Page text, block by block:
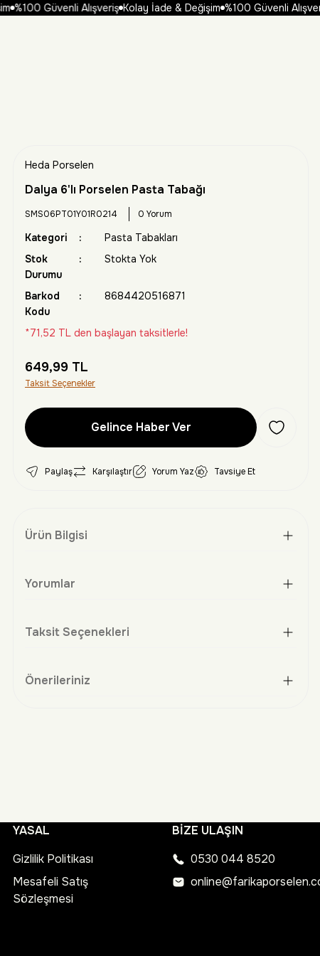
%100 Güvenli Alışveriş Kolay İade & Değişim %100 Güvenli Alışveriş
Heda Porselen
Dalya 6'lı Porselen Pasta Tabağı
SMS06PT01Y01R0214 0 Yorum
Kategori
Pasta Tabakları
Stok
Durumu
Stokta Yok
Barkod
Kodu
8684420516871
*71,52 TL den başlayan taksitlerle!
649,99 TL
Taksit Seçenekler
Gelince Haber Ver
Paylaş Karşılaştır Yorum Yaz Tavsiye Et
Ürün Bilgisi
Yorumlar
Taksit Seçenekleri
Önerileriniz
YASAL
Gizlilik Politikası
Mesafeli Satış
Sözleşmesi
BİZE ULAŞIN
0530 044 8520